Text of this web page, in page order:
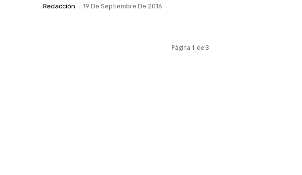
Redacción - 19 De Septiembre De 2016
Página 1 de 3